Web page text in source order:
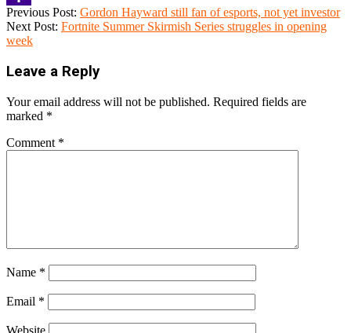
Yahoo
Mail
2018-
07-
30
Previous Post: Gordon Hayward still fan of esports, not yet investor
Next Post: Fortnite Summer Skirmish Series struggles in opening
week
Leave a Reply
Your email address will not be published. Required fields are
marked *
Comment *
Name *
Email *
Website